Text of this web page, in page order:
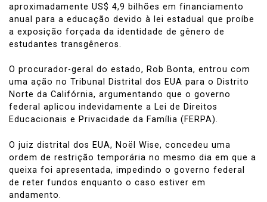
aproximadamente US$ 4,9 bilhões em financiamento
anual para a educação devido à lei estadual que proíbe
a exposição forçada da identidade de gênero de
estudantes transgêneros.
O procurador-geral do estado, Rob Bonta, entrou com
uma ação no Tribunal Distrital dos EUA para o Distrito
Norte da Califórnia, argumentando que o governo
federal aplicou indevidamente a Lei de Direitos
Educacionais e Privacidade da Família (FERPA).
O juiz distrital dos EUA, Noël Wise, concedeu uma
ordem de restrição temporária no mesmo dia em que a
queixa foi apresentada, impedindo o governo federal
de reter fundos enquanto o caso estiver em
andamento.